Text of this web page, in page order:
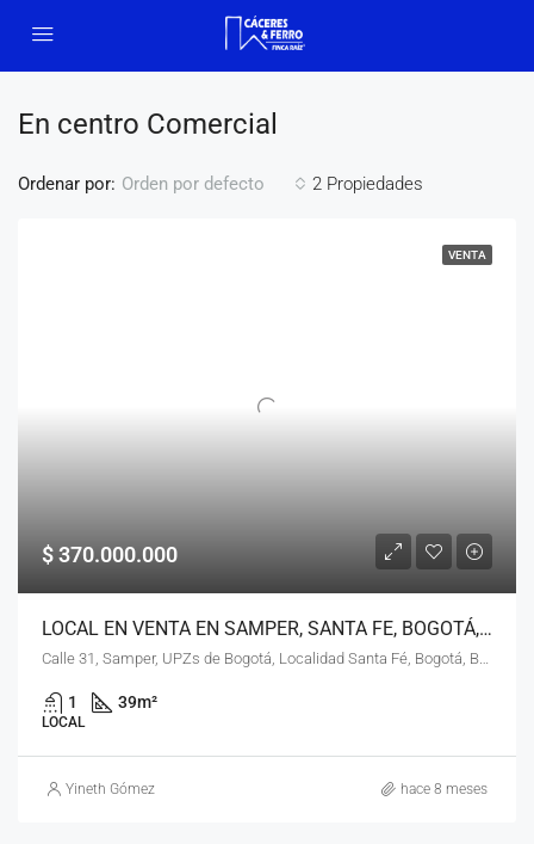
En centro Comercial
2 Propiedades
Ordenar por: Orden por defecto
VENTA
$ 370.000.000
LOCAL EN VENTA EN SAMPER, SANTA FE, BOGOTÁ, D.C. – (920)
1 39m²
LOCAL
Yineth Gómez hace 8 meses